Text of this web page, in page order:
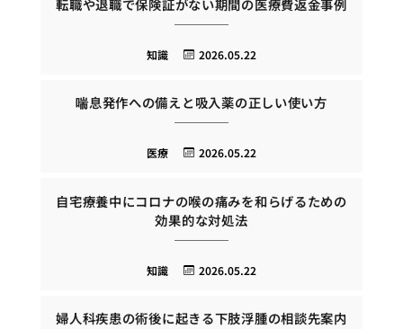
転職や退職で保険証がない期間の医療費返金事例
2026.05.22
知識
喘息発作への備えと吸入薬の正しい使い方
2026.05.22
医療
自宅療養中にコロナの喉の痛みを和らげるための
効果的な対処法
2026.05.22
知識
婦人科疾患の術後に起きる下肢浮腫の相談先案内